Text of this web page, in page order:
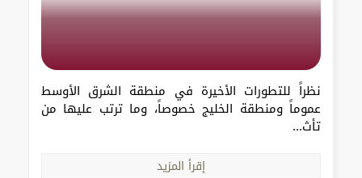
نظراً للتطورات الأخيرة في منطقة الشرق الأوسط
عموماً ومنطقة الخليج خصوصاً، وما ترتب عليها من
تأث...
إقرأ المزيد